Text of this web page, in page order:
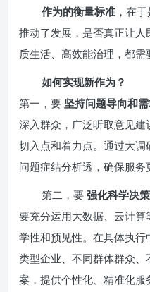
作为的衡量标准 ，在
推动了发展，是否真正让
质生活、高效能治理，都需
如何实现新作为？
第一，要 坚持问题导向和
深入群众，广泛听取意见
切入点和着力点。通过大
问题症结分析透，确保服务
第二，要 强化科学决
要充分运用大数据、云计
学性和预见性。在具体执行
类型企业、不同群体群众
案，提供个性化、精准化